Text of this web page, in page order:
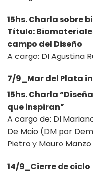
15hs. Charla sobre
Título:
campo del Diseño
A cargo: DI Agustina
7/9_Mar del Plata
15hs. Charla
que inspiran”
A cargo de: DI
De Maio (DM por
Pietro y Mauro
14/9_Cierre de ciclo